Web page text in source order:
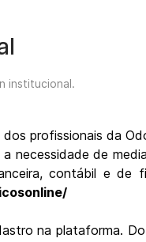
institucional.
profissionais da
necessidade de
contábil e de
na plataforma.